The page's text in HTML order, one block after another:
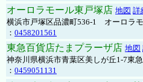
オーロラモール東戸塚店 地図 詳
横浜市戸塚区品濃町536-1 オーロラ
： 0458201561
東急百貨店たまプラーザ店 地図
神奈川県横浜市青葉区美しが丘1-7東
： 0459051131